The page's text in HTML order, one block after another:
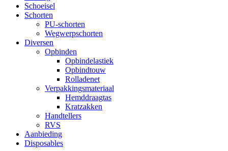
Schoeisel
Schorten
PU-schorten
Wegwerpschorten
Diversen
Opbinden
Opbindelastiek
Opbindtouw
Rolladenet
Verpakkingsmateriaal
Hemddraagtas
Kratzakken
Handtellers
RVS
Aanbieding
Disposables